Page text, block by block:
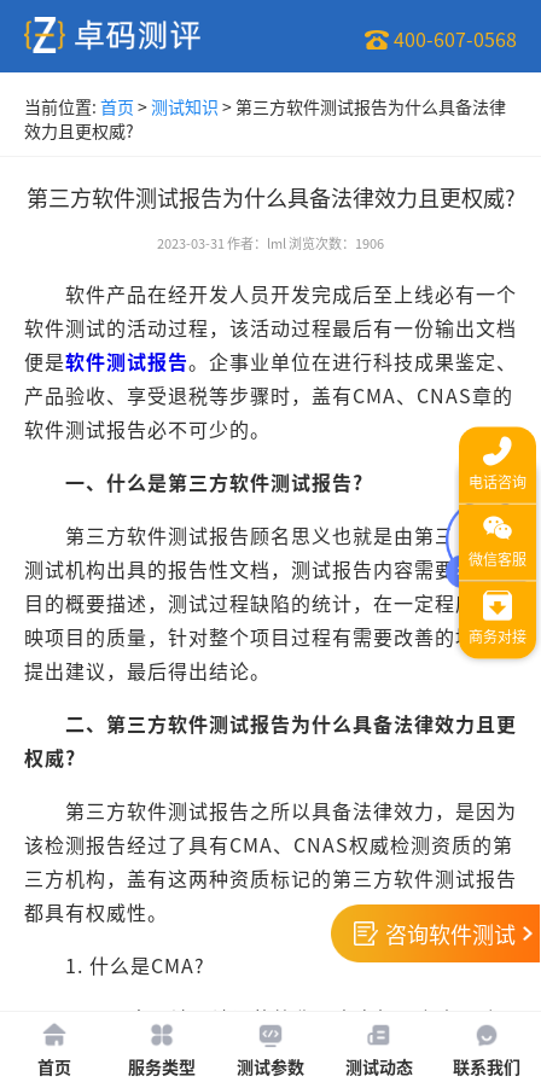
400-607-0568
当前位置: 首页 >测试知识 >第三方软件测试报告为什么具备法律
效力且更权威?
第三方软件测试报告为什么具备法律效力且更权威?
2023-03-31 作者： lml 浏览次数： 1906
软件产品在经开发人员开发完成后至上线必有一个
软件测试的活动过程，该活动过程最后有一份输出文档
便是软件测试报告。企事业单位在进行科技成果鉴定、
产品验收、享受退税等步骤时，盖有CMA、CNAS章的
软件测试报告必不可少的。
一、什么是第三方软件测试报告?
第三方软件测试报告顾名思义也就是由第三方软件
测试机构出具的报告性文档，测试报告内容需要包括项
目的概要描述，测试过程缺陷的统计，在一定程度上反
映项目的质量，针对整个项目过程有需要改善的地方，
提出建议，最后得出结论。
二、第三方软件测试报告为什么具备法律效力且更
权威?
第三方软件测试报告之所以具备法律效力，是因为
该检测报告经过了具有CMA、CNAS权威检测资质的第
三方机构，盖有这两种资质标记的第三方软件测试报告
都具有权威性。
1. 什么是CMA?
CMA是中国计量认证的简称，由省级以上人民政
府计量行政部门对检测机构的检测能力及可靠性进行的
咨询软件测试
首页 服务类型 测试参数 测试动态 联系我们